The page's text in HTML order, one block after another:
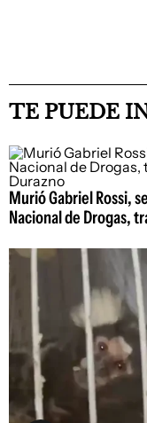
TE PUEDE
Murió Gabriel Rossi,
Nacional de Drogas,